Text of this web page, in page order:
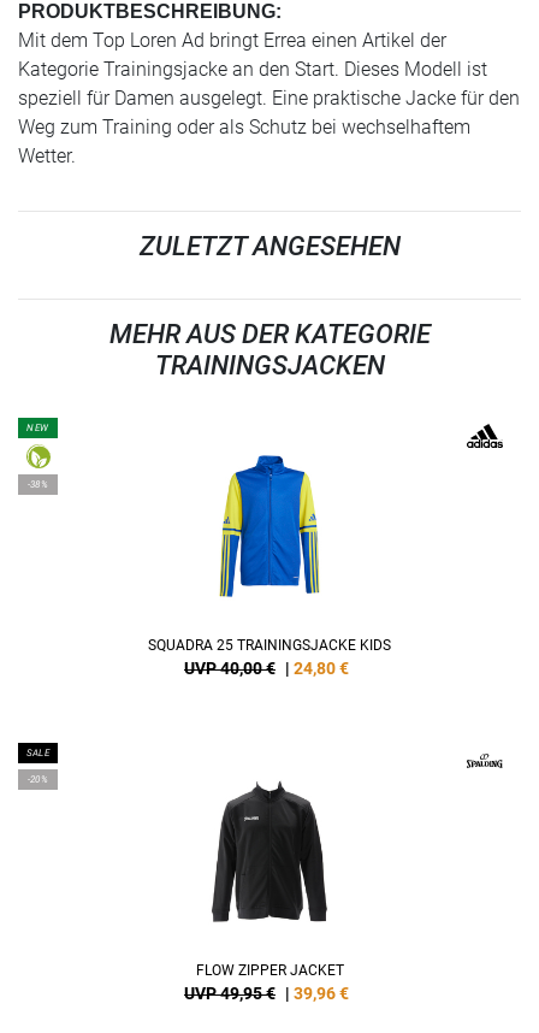
PRODUKTBESCHREIBUNG:
Mit dem Top Loren Ad bringt Errea einen Artikel der
Kategorie Trainingsjacke an den Start. Dieses Modell ist
speziell für Damen ausgelegt. Eine praktische Jacke für den
Weg zum Training oder als Schutz bei wechselhaftem
Wetter.
ZULETZT ANGESEHEN
MEHR AUS DER KATEGORIE
TRAININGSJACKEN
NEW
-38%
SQUADRA 25 TRAININGSJACKE KIDS
UVP 40,00 € | 24,80€
SALE
-20%
FLOW ZIPPER JACKET
UVP 49,95 € | 39,96€